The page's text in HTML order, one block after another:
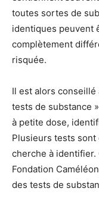
toutes sortes de
identiques peuvent
complètement
risquée.
Il est alors conseillé
tests de substance
à petite dose,
Plusieurs tests sont
cherche à
Fondation
des tests de